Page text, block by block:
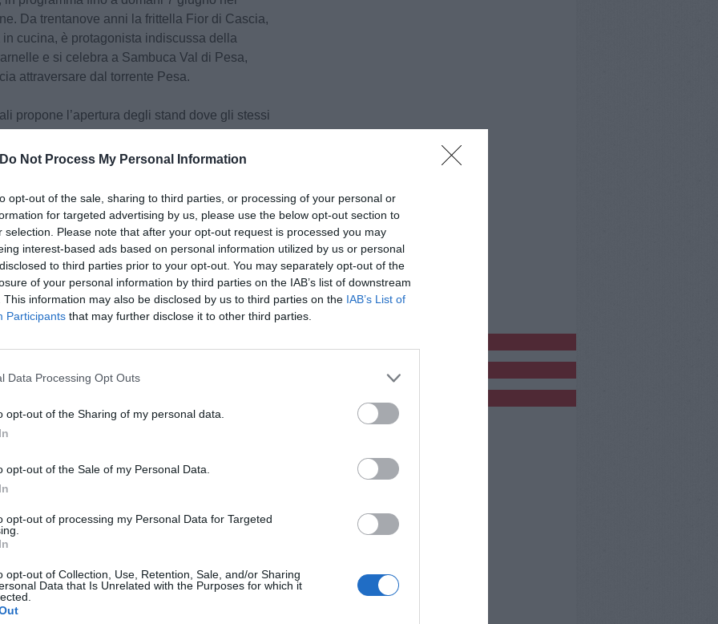
Do Not Process My Personal Information
opt-out of the sale, sharing to third parties, or processing of your personal or
for targeted advertising by us, please use the below opt-out section to
selection. Please note that after your opt-out request is processed you may
interest-based ads based on personal information utilized by us or personal
to third parties prior to your opt-out. You may separately opt-out of the
of your personal information by third parties on the IAB’s list of downstream
This information may also be disclosed by us to third parties on the IAB’s List of
Participants that may further disclose it to other third parties.
Data Processing Opt Outs
opt-out of the Sharing of my personal data.
opt-out of the Sale of my Personal Data.
opt-out of processing my Personal Data for Targeted
opt-out of Collection, Use, Retention, Sale, and/or Sharing
Data that Is Unrelated with the Purposes for which it
Da trentanove anni la frittella Fior di Cascia,
in cucina, è protagonista indiscussa della
e si celebra a Sambuca Val di Pesa,
attraversare dal torrente Pesa.
propone l’apertura degli stand dove gli stessi
la frittella e la lasciano degustare ai
che accorrono da tutta la Toscana per
fiore di acacia, mix perfetto di dolce e
gelosamente nelle dispense delle famiglie
festa è il volontariato che nasce dal ricco